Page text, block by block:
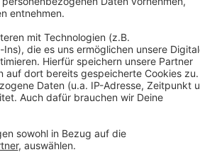
für Einrichtungen des
Diese Gesetzeslücke will
aufgedeckt und behoben
kann, dass er Mädchen im
nun eine neue Möglichkeit